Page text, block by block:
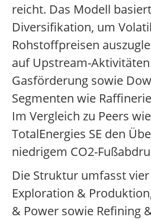
reicht. Das Modell
Diversifikation, um
Rohstoffpreisen
auf Upstream-
Gasförderung sowie
Segmenten wie
Im Vergleich zu Peers wie
TotalEnergies SE den
niedrigem CO2-
Die Struktur umfasst
Exploration &
& Power sowie Refining